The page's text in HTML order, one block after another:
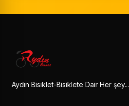
Aydın Bisiklet-Bisiklete Dair Her şey...